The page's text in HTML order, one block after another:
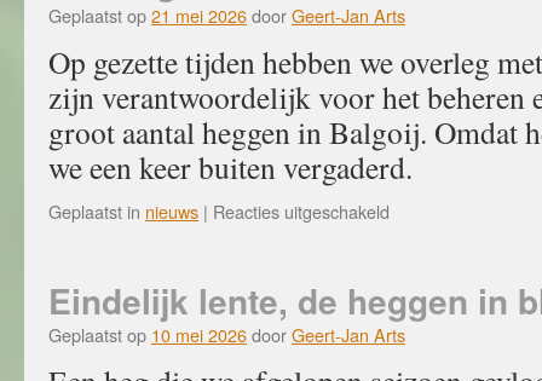
Geplaatst op21 mei 2026doorGeert-Jan Arts
Op gezette tijden hebben we overleg
zijn verantwoordelijk voor het beheren
groot aantal heggen in Balgoij. Omdat
we een keer buiten vergaderd.
Geplaatst in nieuws | Reacties uitgeschakeld
Eindelijk lente, de heggen in
Geplaatst op 10 mei 2026doorGeert-Jan Arts